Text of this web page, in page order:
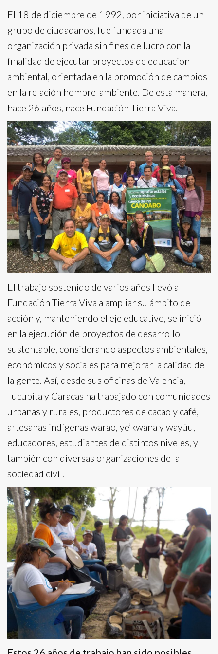
El 18 de diciembre de 1992, por iniciativa de un
grupo de ciudadanos, fue fundada una
organización privada sin fines de lucro con la
finalidad de ejecutar proyectos de educación
ambiental, orientada en la promoción de cambios
en la relación hombre-ambiente. De esta manera,
hace 26 años, nace Fundación Tierra Viva.
El trabajo sostenido de varios años llevó a
Fundación Tierra Viva a ampliar su ámbito de
acción y, manteniendo el eje educativo, se inició
en la ejecución de proyectos de desarrollo
sustentable, considerando aspectos ambientales,
económicos y sociales para mejorar la calidad de
la gente. Así, desde sus oficinas de Valencia,
Tucupita y Caracas ha trabajado con comunidades
urbanas y rurales, productores de cacao y café,
artesanas indígenas warao, ye’kwana y wayúu,
educadores, estudiantes de distintos niveles, y
también con diversas organizaciones de la
sociedad civil.